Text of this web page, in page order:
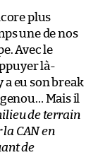
plus
une de nos
Avec le
là-
a eu son break
Mais il
de terrain
CAN en
de